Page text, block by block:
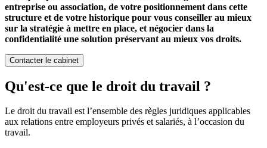
entreprise ou association, de votre positionnement dans cette
structure et de votre historique pour vous conseiller au mieux
sur la stratégie à mettre en place, et négocier dans la
confidentialité une solution préservant au mieux vos droits.
Contacter le cabinet
Qu'est-ce que le droit du travail ?
Le droit du travail est l’ensemble des règles juridiques applicables
aux relations entre employeurs privés et salariés, à l’occasion du
travail.